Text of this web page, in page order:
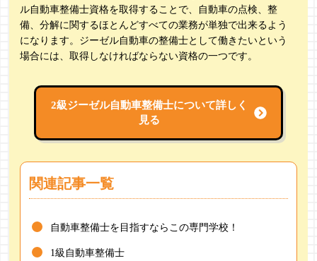
ル自動車整備士資格を取得することで、自動車の点検、整
備、分解に関するほとんどすべての業務が単独で出来るよう
になります。ジーゼル自動車の整備士として働きたいという
場合には、取得しなければならない資格の一つです。
2級ジーゼル自動車整備士について詳しく
見る
関連記事一覧
自動車整備士を目指すならこの専門学校！
1級自動車整備士